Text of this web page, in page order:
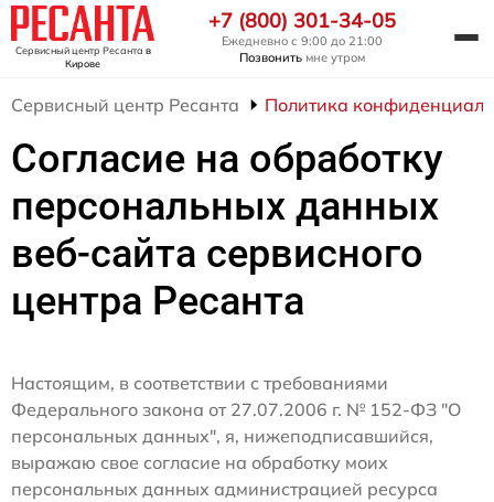
Сервисный центр Ресанта в
Кирове
+7 (800) 301-34-05
Ежедневно с 9:00 до 21:00
Позвонить мне утром
Сервисный центр Ресанта Политика
Согласие на обработку
персональных данных
веб-сайта сервисного
центра Ресанта
Настоящим, в соответствии с требованиями
Федерального закона от 27.07.2006 г. № 152-ФЗ "О
персональных данных", я, нижеподписавшийся,
выражаю свое согласие на обработку моих
персональных данных администрацией ресурса